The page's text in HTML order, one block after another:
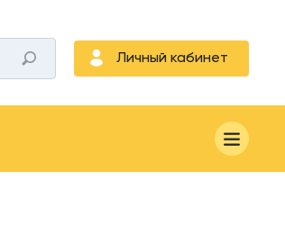
Личный кабинет